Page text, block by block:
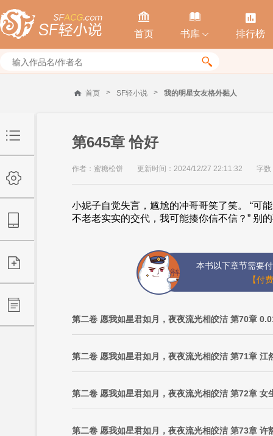

首页

书库 

排行榜

首页 > SF轻小说 > 我的明星女友格外黏人
第645章 恰好
作者：蜜糖松饼 更新时间：2024/12/27 22:11:32 字数
小妮子自觉失言，尴尬的冲哥哥笑了笑。 “可
不老老实实的交代，我可能揍你信不信？” 别
本书以下章节需要
【付
第二卷 愿我如星君如月，夜夜流光相皎洁 第70章
第二卷 愿我如星君如月，夜夜流光相皎洁 第71章 江